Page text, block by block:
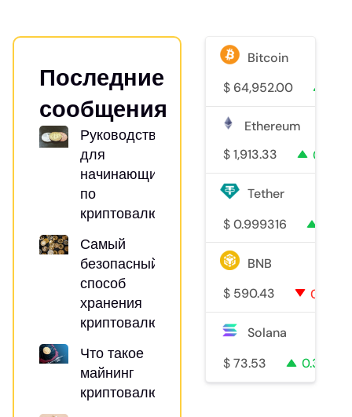
Последние
сообщения
Руководство
для
начинающих
по
криптовалютам
Самый
безопасный
способ
хранения
криптовалюты
Что такое
майнинг
криптовалют?
Bitcoin
$ 64,952.00
Ethereum
$ 1,913.33 0.4%
Tether
$ 0.999316
BNB
$ 590.43 0.7%
Solana
$ 73.53 0.3%